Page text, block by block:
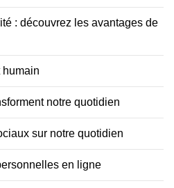
: découvrez les avantages de
humain
notre quotidien
sur notre quotidien
en ligne